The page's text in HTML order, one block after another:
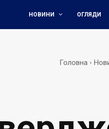
НОВИНИ ОГЛЯДИ
Головна